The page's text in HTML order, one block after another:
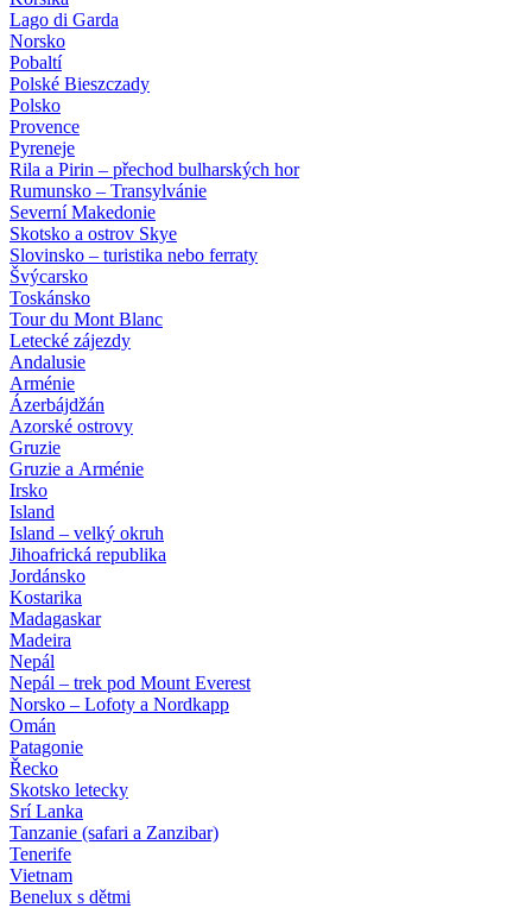
Lago di Garda
Norsko
Pobaltí
Polské Bieszczady
Polsko
Provence
Pyreneje
Rila a Pirin – přechod bulharských hor
Rumunsko – Transylvánie
Severní Makedonie
Skotsko a ostrov Skye
Slovinsko – turistika nebo ferraty
Švýcarsko
Toskánsko
Tour du Mont Blanc
Letecké zájezdy
Andalusie
Arménie
Ázerbájdžán
Azorské ostrovy
Gruzie
Gruzie a Arménie
Irsko
Island
Island – velký okruh
Jihoafrická republika
Jordánsko
Kostarika
Madagaskar
Madeira
Nepál
Nepál – trek pod Mount Everest
Norsko – Lofoty a Nordkapp
Omán
Patagonie
Řecko
Skotsko letecky
Srí Lanka
Tanzanie (safari a Zanzibar)
Tenerife
Vietnam
Benelux s dětmi